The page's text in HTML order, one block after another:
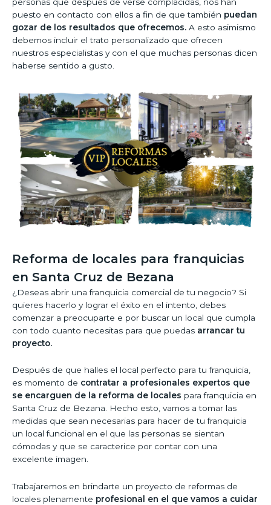
puesto en contacto con ellos a fin de que también puedan
gozar de los resultados que ofrecemos. A esto asimismo
debemos incluir el trato personalizado que ofrecen
nuestros especialistas y con el que muchas personas dicen
haberse sentido a gusto.
Reforma de locales para franquicias
en Santa Cruz de Bezana
¿Deseas abrir una franquicia comercial de tu negocio? Si
quieres hacerlo y lograr el éxito en el intento, debes
comenzar a preocuparte e por buscar un local que cumpla
con todo cuanto necesitas para que puedas arrancar tu
proyecto.
Después de que halles el local perfecto para tu franquicia,
es momento de contratar a profesionales expertos que
se encarguen de la reforma de locales para franquicia en
Santa Cruz de Bezana. Hecho esto, vamos a tomar las
medidas que sean necesarias para hacer de tu franquicia
un local funcional en el que las personas se sientan
cómodas y que se caracterice por contar con una
excelente imagen.
Trabajaremos en brindarte un proyecto de reformas de
locales plenamente profesional en el que vamos a cuidar